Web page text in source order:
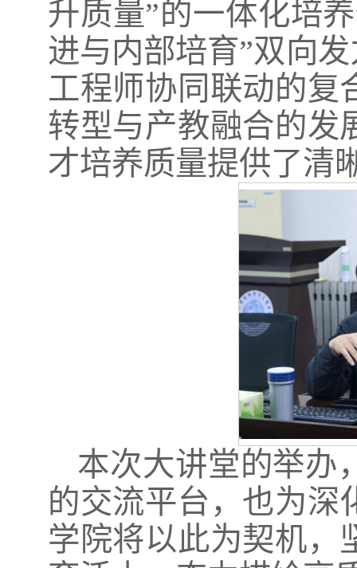
升质量”的一体化培
进与内部培育”双向
工程师协同联动的复
转型与产教融合的发
才培养质量提供了清
本次大讲堂的举办
的交流平台，也为深
学院将以此为契机，